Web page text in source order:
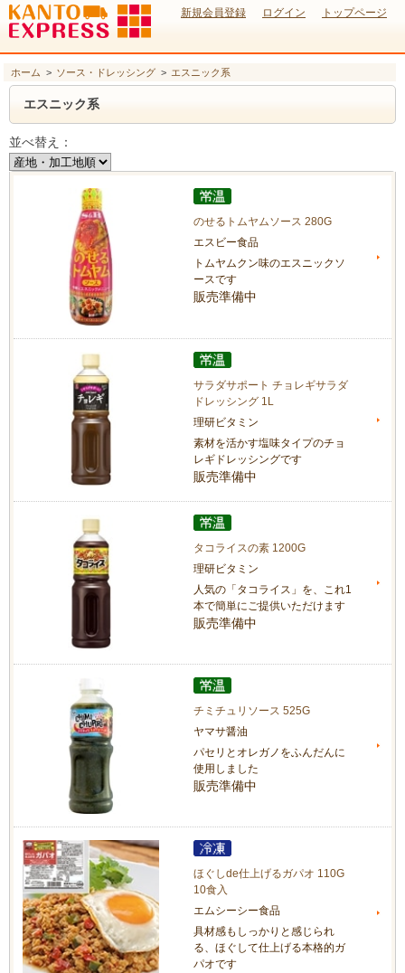
新規会員登録 ログイン トップページ
ホーム > ソース・ドレッシング > エスニック系
エスニック系
並べ替え：
のせるトムヤムソース 280G
エスビー食品
トムヤムクン味のエスニックソ
ースです
販売準備中
サラダサポート チョレギサラダ
ドレッシング 1L
理研ビタミン
素材を活かす塩味タイプのチョ
レギドレッシングです
販売準備中
タコライスの素 1200G
理研ビタミン
人気の「タコライス」を、これ1
本で簡単にご提供いただけます
販売準備中
チミチュリソース 525G
ヤマサ醤油
パセリとオレガノをふんだんに
使用しました
販売準備中
ほぐしde仕上げるガパオ 110G
10食入
エムシーシー食品
具材感もしっかりと感じられ
る、ほぐして仕上げる本格的ガ
パオです